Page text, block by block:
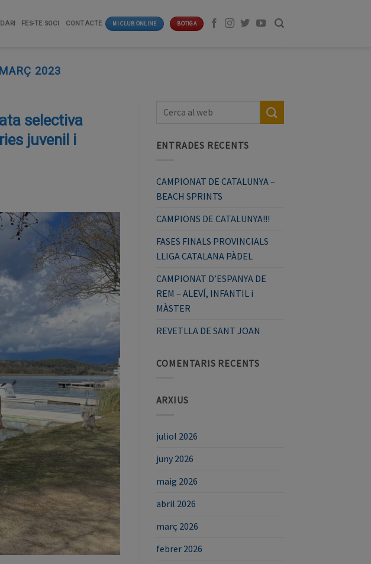
FES-TE SOCI CONTACTE MI CLUB ONLINE BOTIGA
MARÇ 2023
selectiva
juvenil i
ENTRADES RECENTS
CAMPIONAT DE CATALUNYA –
BEACH SPRINTS
CAMPIONS DE CATALUNYA!!!
FASES FINALS PROVINCIALS
LLIGA CATALANA PÀDEL
CAMPIONAT D’ESPANYA DE
REM – ALEVÍ, INFANTIL i
MÀSTER
REVETLLA DE SANT JOAN
COMENTARIS RECENTS
ARXIUS
juliol 2026
juny 2026
maig 2026
abril 2026
març 2026
febrer 2026